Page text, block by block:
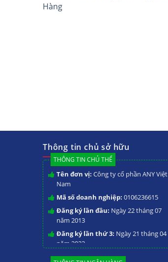
Hàng
Thông tin chủ sở hữu
THÔNG TIN CHỦ THỂ
Tên đơn vị: Công ty cổ phần ANY Việt
Nam
Mã số doanh nghiệp: 0106236615
Đăng ký lần đầu: Ngày 22 tháng 07
năm 2013
Đăng ký lần thứ 3: Ngày 21 tháng 04
năm 2023